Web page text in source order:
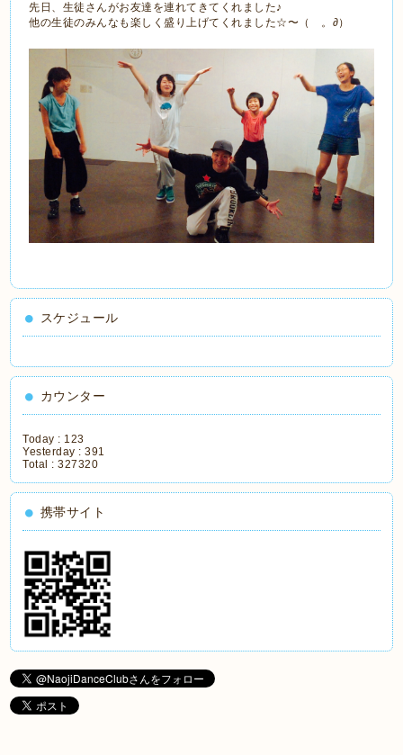
先日、生徒さんがお友達を連れてきてくれました♪
他の生徒のみんなも楽しく盛り上げてくれました☆〜（ゝ。∂）
スケジュール
カウンター
Today : 123
Yesterday :391
Total :327320
携帯サイト